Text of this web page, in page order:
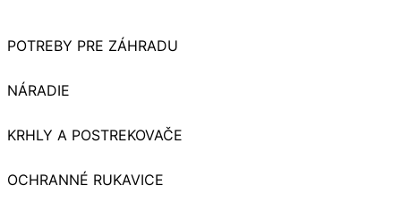
POTREBY PRE ZÁHRADU
NÁRADIE
KRHLY A POSTREKOVAČE
OCHRANNÉ RUKAVICE